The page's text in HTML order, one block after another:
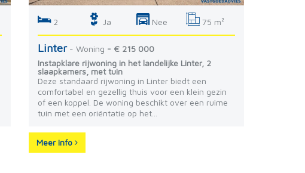
2 Ja Nee 75 m²
Linter- Woning - € 215 000
Instapklare rijwoning in het landelijke Linter, 2
slaapkamers, met tuin
Deze standaard rijwoning in Linter biedt een
comfortabel en gezellig thuis voor een klein gezin
of een koppel. De woning beschikt over een ruime
tuin met een oriëntatie op het...
Meer info